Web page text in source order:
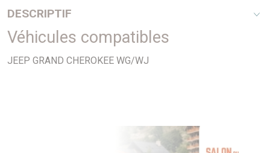
DESCRIPTIF
4,7I
Véhicules compatibles
JEEP GRAND CHEROKEE WG/WJ